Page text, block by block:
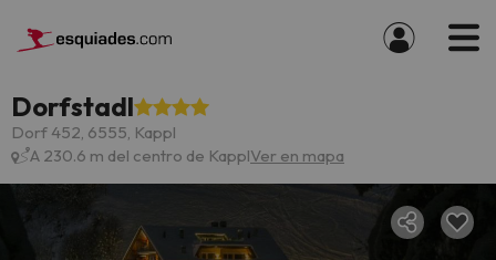
Dorfstadl
Dorf 452, 6555, Kappl
A 230.6 m del centro de KapplVer en mapa